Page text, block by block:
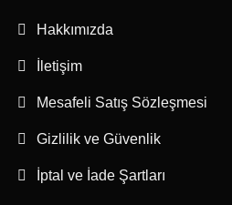
Hakkımızda
İletişim
Mesafeli Satış Sözleşmesi
Gizlilik ve Güvenlik
İptal ve İade Şartları